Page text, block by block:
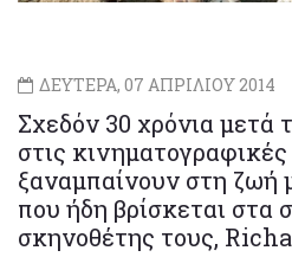
ΔΕΥΤΕΡΑ, 07 ΑΠΡΙΛΙΟΥ 2014
Σχεδόν 30 χρόνια μετά
στις
ξαναμπαίνουν στη ζωή
που ήδη βρίσκεται στα
σκηνοθέτης τους,